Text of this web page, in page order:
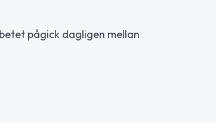
pågick dagligen mellan